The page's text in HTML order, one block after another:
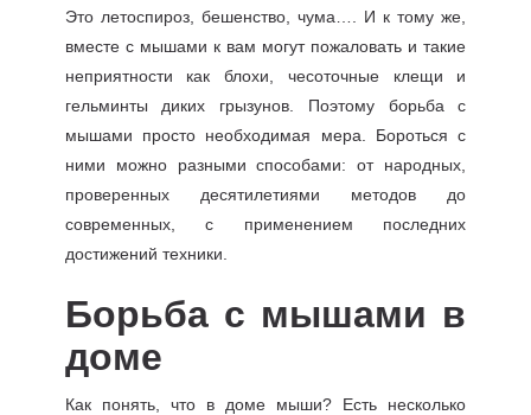
Это летоспироз, бешенство, чума…. И к тому же,
вместе с мышами к вам могут пожаловать и такие
неприятности как блохи, чесоточные клещи и
гельминты диких грызунов. Поэтому борьба с
мышами просто необходимая мера. Бороться с
ними можно разными способами: от народных,
проверенных десятилетиями методов до
современных, с применением последних
достижений техники.
Борьба с мышами в
доме
Как понять, что в доме мыши? Есть несколько